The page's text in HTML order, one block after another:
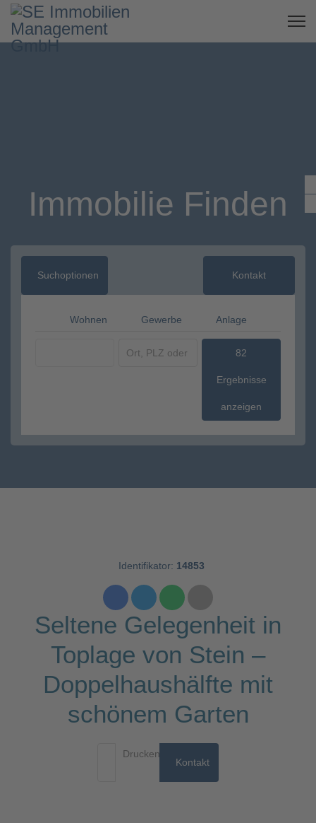
Immobilie Finden
Suchoptionen Kontakt
Wohnen Gewerbe Anlage
82
Ergebnisse
anzeigen
Identifikator: 14853
Seltene Gelegenheit in
Toplage von Stein –
Doppelhaushälfte mit
schönem Garten
Drucken
Kontakt